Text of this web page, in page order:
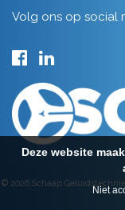
Volg ons op social
© 2026 Schaap
Deze website
Niet